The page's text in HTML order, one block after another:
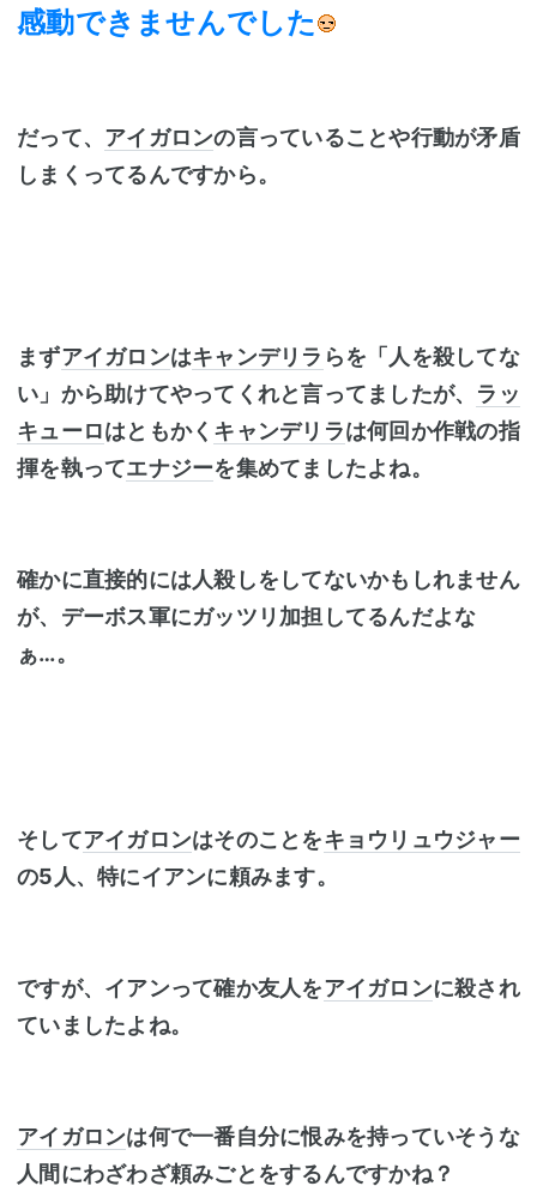
感動できませんでした
だって、 アイガロンの言っていることや行動が矛盾
しまくってるんですから。
まずアイガロンはキャンデリラ らを「人を殺してな
い」から助けてやってくれと言ってましたが、 ラッ
キューロはともかく キャンデリラは何回か作戦の指
揮を執ってエナジーを集めてましたよね。
確かに直接的には人殺しをしてないかもしれません
が、デーボス軍にガッツリ加担してるんだよな
ぁ…。
そしてアイガロンはそのことをキョウリュウジャー
の5人、特にイアンに頼みます。
ですが、イアンって確か友人をアイガロンに殺され
ていましたよね。
アイガロンは何で一番自分に恨みを持っていそうな
人間にわざわざ頼みごとをするんですかね？